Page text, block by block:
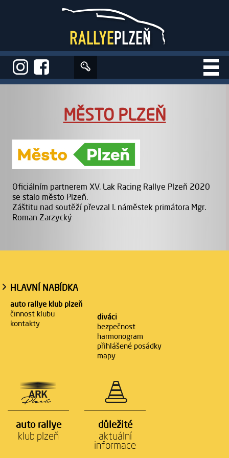
MĚSTO PLZEŇ
Oficiálním partnerem XV. Lak Racing Rallye Plzeň 2020
se stalo město Plzeň.
Záštitu nad soutěží převzal I. náměstek primátora Mgr.
Roman Zarzycký
HLAVNÍ NABÍDKA
auto rallye klub plzeň
činnost klubu
kontakty
diváci
bezpečnost
harmonogram
přihlášené posádky
mapy
auto rallye
klub plzeň
důležité
aktuální
informace